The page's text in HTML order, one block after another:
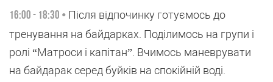
16:00 - 18:30 • Після відпочинку готуємось до
тренування на байдарках. Поділимось на групи і
ролі “Матроси і капітан”. Вчимось маневрувати
на байдарак серед буйків на спокійній воді.